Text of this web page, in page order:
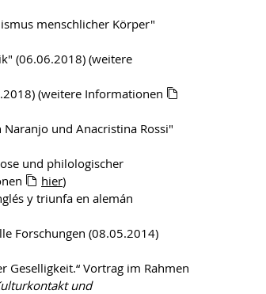
menschlicher Körper"
(06.06.2018) (weitere
(weitere Informationen
Naranjo und Anacristina Rossi"
und philologischer
hier)
y triunfa en alemán
Forschungen (08.05.2014)
Geselligkeit.“ Vortrag im Rahmen
und